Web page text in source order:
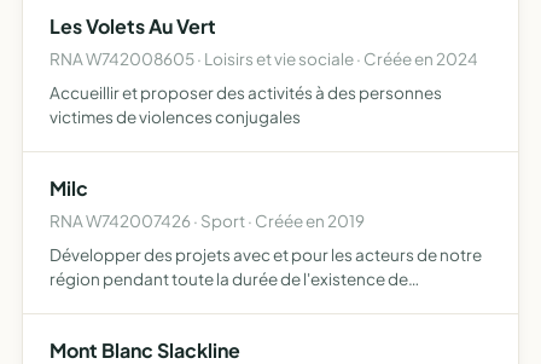
Les Volets Au Vert
RNA W742008605 · Loisirs et vie sociale · Créée en 2024
Accueillir et proposer des activités à des personnes
victimes de violences conjugales
Milc
RNA W742007426 · Sport · Créée en 2019
Développer des projets avec et pour les acteurs de notre
région pendant toute la durée de l'existence de
bu…
Mont Blanc Slackline